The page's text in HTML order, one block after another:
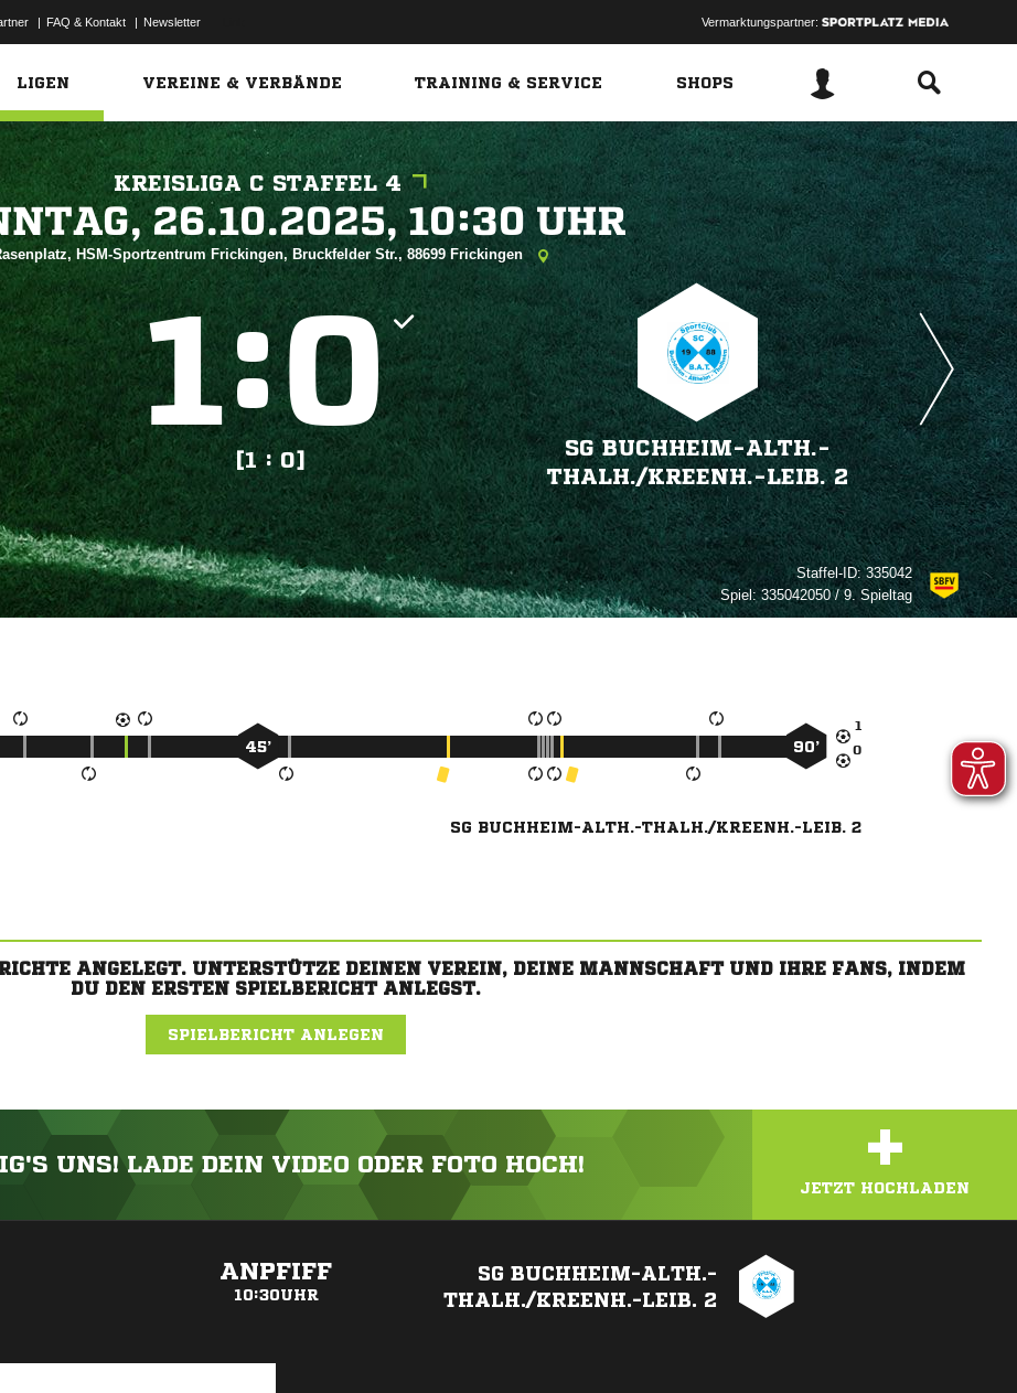
| FAQ & Kontakt | Newsletter Vermarktungspartner:
LIGEN VEREINE & VERBÄNDE TRAINING & SERVICE SHOPS
KREISLIGA C STAFFEL 4
  
HSM-Sportzentrum Frickingen, Bruckfelder Str., 88699 Frickingen
:
[1 : 0]
SG BUCHHEIM-ALTH.-
THALH./​KREENH.-LEIB. 2
Staffel-ID:335042
Spiel:335042050 / 9. Spieltag


45’ 90’
SG BUCHHEIM-ALTH.-THALH./KREENH.-LEIB. 2
ANGELEGT. UNTERSTÜTZE DEINEN VEREIN, DEINE MANNSCHAFT UND IHRE FANS, INDEM
DU DEN ERSTEN SPIELBERICHT ANLEGST.
SPIELBERICHT ANLEGEN
UNS! LADE DEIN VIDEO ODER FOTO HOCH! +
JETZT HOCHLADEN
ANPFIFF
10:30UHR
SG BUCHHEIM-ALTH.-
THALH./KREENH.-LEIB. 2